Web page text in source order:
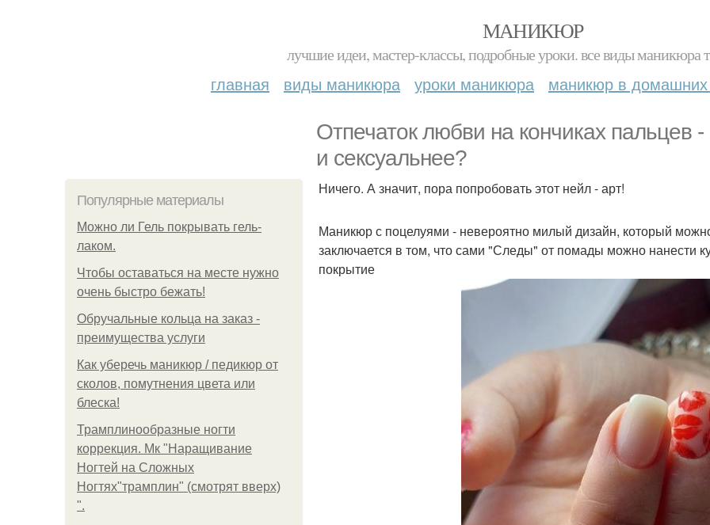
МАНИКЮР
лучшие идеи, мастер-классы, подробные уроки. все виды маникюра
главная виды маникюра уроки маникюра маникюр в домашних
Отпечаток любви на кончиках пальцев
и сексуальнее?
Популярные материалы
Можно ли Гель покрывать гель-
лаком.
Чтобы оставаться на месте нужно
очень быстро бежать!
Обручальные кольца на заказ -
преимущества услуги
Как уберечь маникюр / педикюр от
сколов, помутнения цвета или
блеска!
Трамплинообразные ногти
коррекция. Мк "Наращивание
Ногтей на Сложных
Ногтях"трамплин" (смотрят вверх)
".
Ничего. А значит, пора попробовать этот нейл - арт!
Маникюр с поцелуями - невероятно милый дизайн, который
заключается в том, что сами "Следы" от помады можно нанести
покрытие